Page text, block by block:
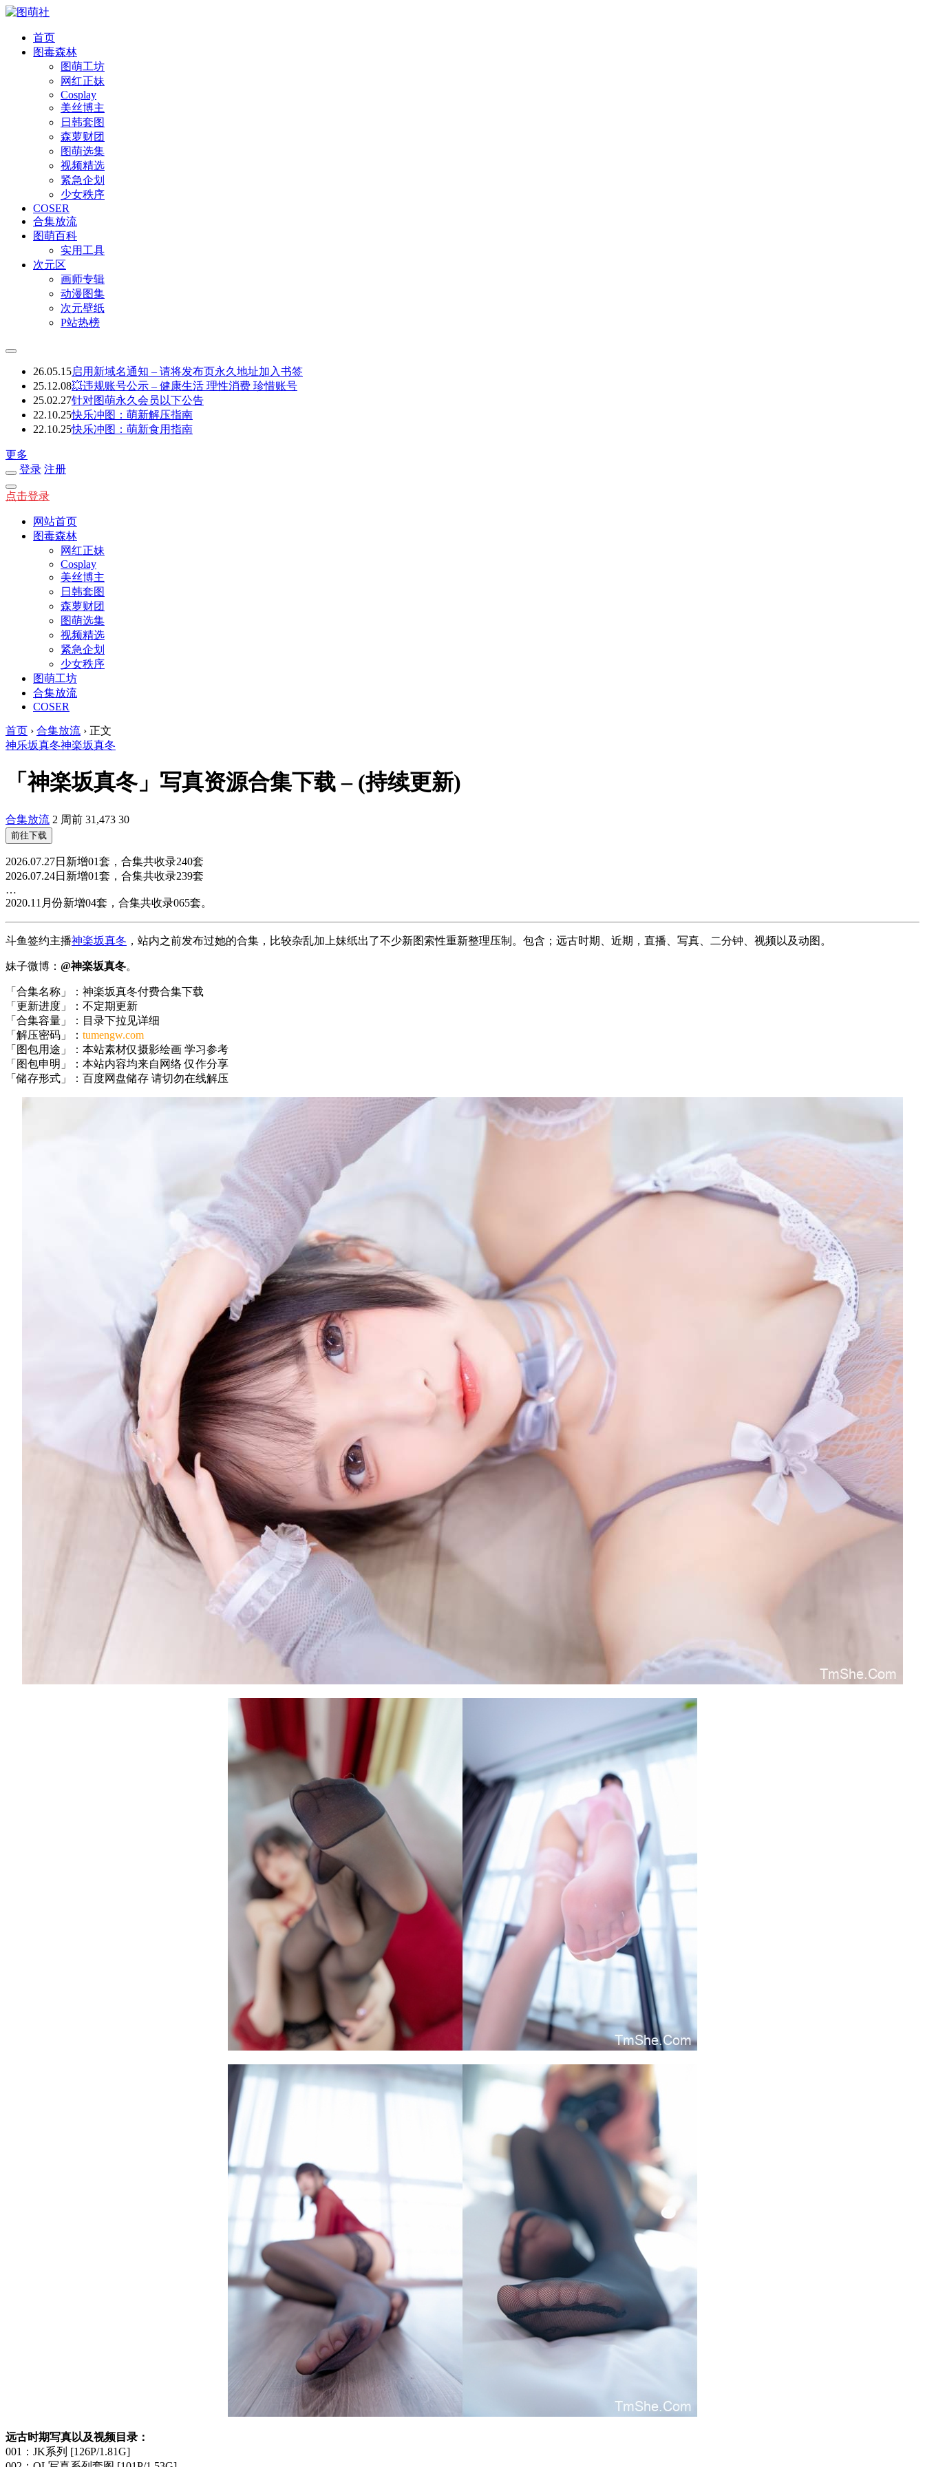
首页
图毒森林
图萌工坊
网红正妹
Cosplay
美丝博主
日韩套图
森萝财团
图萌选集
视频精选
紧急企划
少女秩序
COSER
合集放流
图萌百科
实用工具
次元区
画师专辑
动漫图集
次元壁纸
P站热榜
26.05.15启用新域名通知 – 请将发布页永久地址加入书签
25.12.08💥违规账号公示 – 健康生活 理性消费 珍惜账号
25.02.27针对图萌永久会员以下公告
22.10.25快乐冲图：萌新解压指南
22.10.25快乐冲图：萌新食用指南
更多
登录 注册
点击登录
网站首页
图毒森林
网红正妹
Cosplay
美丝博主
日韩套图
森萝财团
图萌选集
视频精选
紧急企划
少女秩序
图萌工坊
合集放流
COSER
首页 › 合集放流 › 正文
神乐坂真冬神楽坂真冬
「神楽坂真冬」写真资源合集下载 – (持续更新)
合集放流 2 周前 31,473 30
前往下载
2026.07.27日新增01套，合集共收录240套
2026.07.24日新增01套，合集共收录239套
…
2020.11月份新增04套，合集共收录065套。
斗鱼签约主播神楽坂真冬 ，站内之前发布过她的合集，比较杂乱加上妹纸出了不少新图索性重新整理压制。包含；远古时期、近期，直播、写真、二分钟、视频以及动图。
妹子微博： @神楽坂真冬。
「合集名称」：神楽坂真冬付费合集下载
「更新进度」：不定期更新
「合集容量」：目录下拉见详细
「解压密码」： tumengw.com
「图包用途」：本站素材仅摄影绘画 学习参考
「图包申明」：本站内容均来自网络 仅作分享
「储存形式」：百度网盘储存 请切勿在线解压
远古时期写真以及视频目录：
001：JK系列 [126P/1.81G]